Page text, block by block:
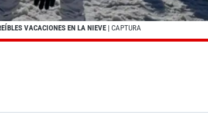
VACACIONES EN LA NIEVE | CAPTURA